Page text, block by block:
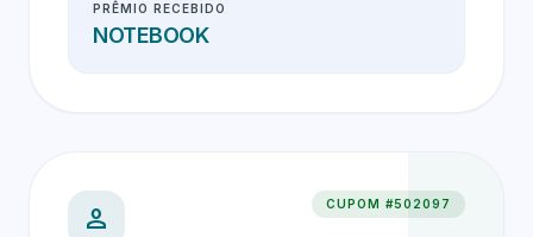
PRÊMIO RECEBIDO
NOTEBOOK
person CUPOM #502097